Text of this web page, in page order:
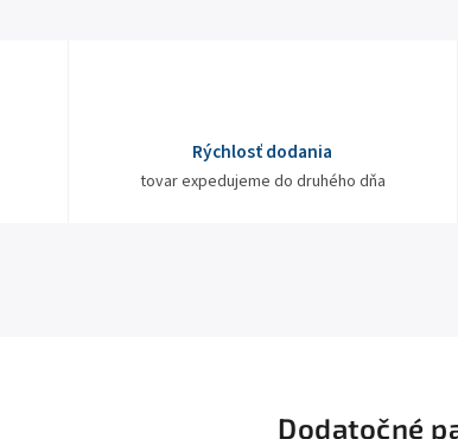
Rýchlosť dodania
tovar expedujeme do druhého dňa
Dodatočné